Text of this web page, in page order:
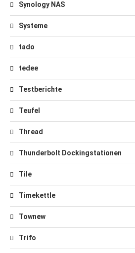
Synology NAS
Systeme
tado
tedee
Testberichte
Teufel
Thread
Thunderbolt Dockingstationen
Tile
Timekettle
Townew
Trifo